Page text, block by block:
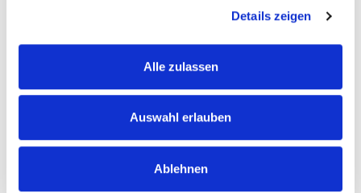
Details zeigen
Alle zulassen
Auswahl erlauben
Ablehnen
(Altenpfleger:in, Gesundheits- und
Pflegefachmann/Pflegefachfrau).
Berufserfahrung:Du hast mindestens zwei
Jahre Praxiserfahrung in der Pflege oder
Wohnbereichsleitung (mindestens 460
Kursstunden) ist wünschenswert.